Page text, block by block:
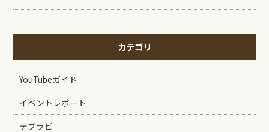
カテゴリ
YouTubeガイド
イベントレポート
テブラビ